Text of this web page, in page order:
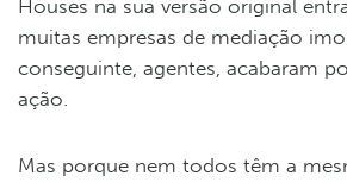
Houses na sua versão original
muitas empresas de mediação
conseguinte, agentes, acabaram
ação.
Mas porque nem todos têm a